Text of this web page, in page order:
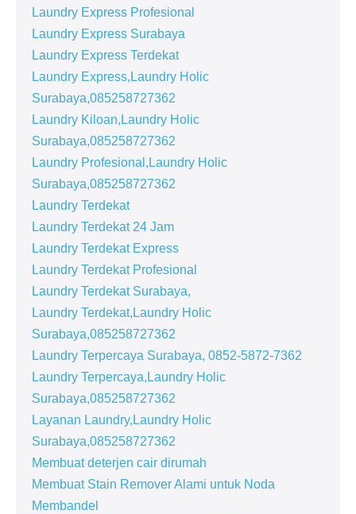
Laundry Express Profesional
Laundry Express Surabaya
Laundry Express Terdekat
Laundry Express,Laundry Holic
Surabaya,085258727362
Laundry Kiloan,Laundry Holic
Surabaya,085258727362
Laundry Profesional,Laundry Holic
Surabaya,085258727362
Laundry Terdekat
Laundry Terdekat 24 Jam
Laundry Terdekat Express
Laundry Terdekat Profesional
Laundry Terdekat Surabaya,
Laundry Terdekat,Laundry Holic
Surabaya,085258727362
Laundry Terpercaya Surabaya, 0852-5872-7362
Laundry Terpercaya,Laundry Holic
Surabaya,085258727362
Layanan Laundry,Laundry Holic
Surabaya,085258727362
Membuat deterjen cair dirumah
Membuat Stain Remover Alami untuk Noda
Membandel